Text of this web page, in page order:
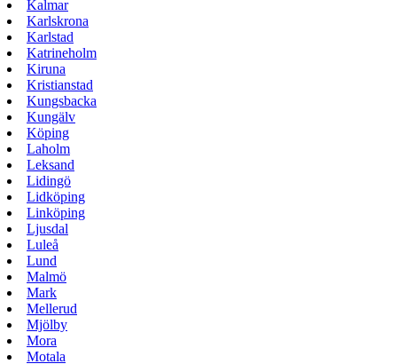
Kalmar
Karlskrona
Karlstad
Katrineholm
Kiruna
Kristianstad
Kungsbacka
Kungälv
Köping
Laholm
Leksand
Lidingö
Lidköping
Linköping
Ljusdal
Luleå
Lund
Malmö
Mark
Mellerud
Mjölby
Mora
Motala